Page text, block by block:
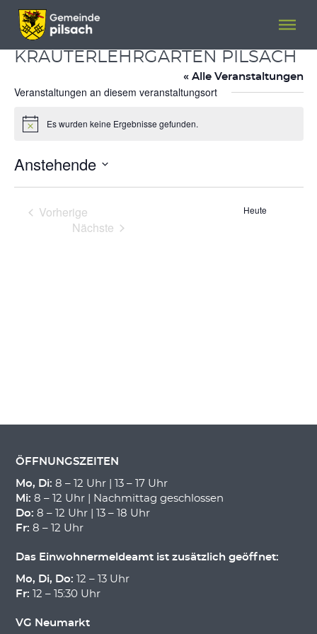
Menü überspringen
Menü überspringen
KRÄUTERLEHRGARTEN PILSACH
« Alle Veranstaltungen
Veranstaltungen an diesem veranstaltungsort
HinweisEs wurden keine Ergebnisse gefunden.
Anstehende
Vorherige
Veranstaltungen
Heute
Nächste
ÖFFNUNGSZEITEN
Mo, Di: 8 – 12 Uhr | 13 – 17 Uhr
Mi: 8 – 12 Uhr | Nachmittag geschlossen
Do: 8 – 12 Uhr | 13 – 18 Uhr
Fr: 8 – 12 Uhr
Das Einwohnermeldeamt ist zusätzlich geöffnet:
Mo, Di, Do: 12 – 13 Uhr
Fr: 12 – 15:30 Uhr
VG Neumarkt